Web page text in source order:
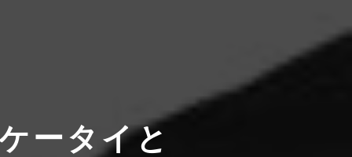
ータイと